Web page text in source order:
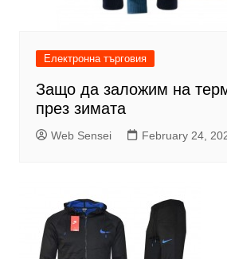
Електронна търговия
Защо да заложим на
през зимата
Web Sensei February 24,